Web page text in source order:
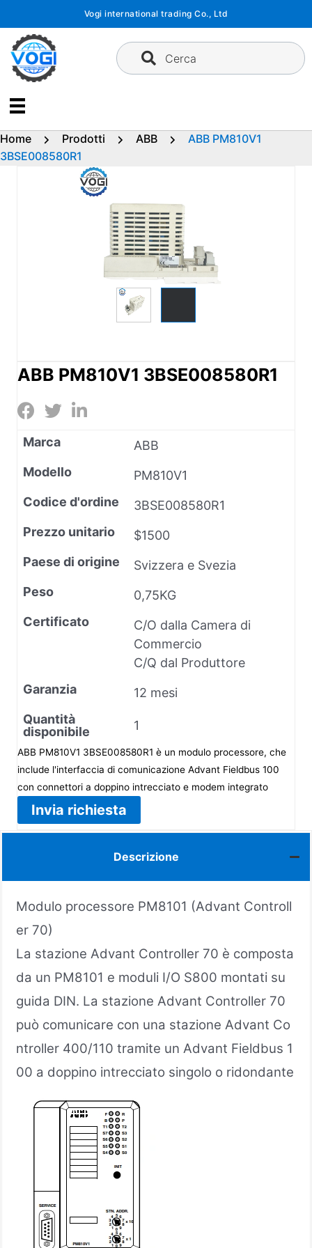
contenuto
Vogi international trading Co., Ltd
Cerca
Home Prodotti ABB
ABB PM810V1
3BSE008580R1
ABB PM810V1 3BSE008580R1
Marca
ABB
Modello
PM810V1
Codice d'ordine
3BSE008580R1
Prezzo unitario
$1500
Paese di origine
Svizzera e Svezia
Peso
0,75KG
Certificato
C/O dalla Camera di
Commercio
C/Q dal Produttore
Garanzia
12 mesi
Quantità
disponibile
1
ABB PM810V1 3BSE008580R1 è un modulo processore, che
include l'interfaccia di comunicazione Advant Fieldbus 100
con connettori a doppino intrecciato e modem integrato
Invia richiesta
Descrizione
Modulo processore PM8101 (Advant Controll
er 70)
La stazione Advant Controller 70 è composta
da un PM8101 e moduli I/O S800 montati su
guida DIN. La stazione Advant Controller 70
può comunicare con una stazione Advant Co
ntroller 400/110 tramite un Advant Fieldbus 1
00 a doppino intrecciato singolo o ridondante